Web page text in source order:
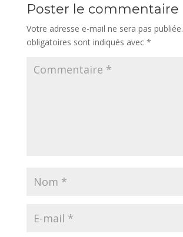
Poster le commentaire
Votre adresse e-mail ne sera pas publiée.
obligatoires sont indiqués avec *